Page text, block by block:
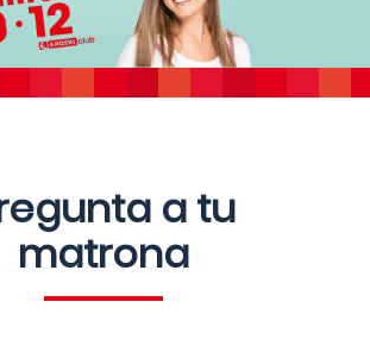
a tu
matrona